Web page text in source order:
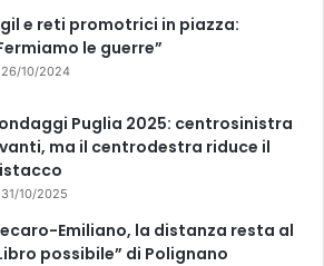
e reti promotrici in piazza:
le guerre”
26/10/2024
Puglia 2025: centrosinistra
ma il centrodestra riduce il
31/10/2025
Emiliano, la distanza resta al
possibile” di Polignano